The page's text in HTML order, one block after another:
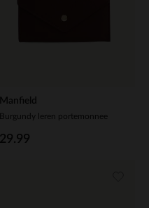
Manfield
Burgundy leren portemonnee
29.99